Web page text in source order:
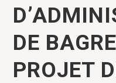
DE
PROJET